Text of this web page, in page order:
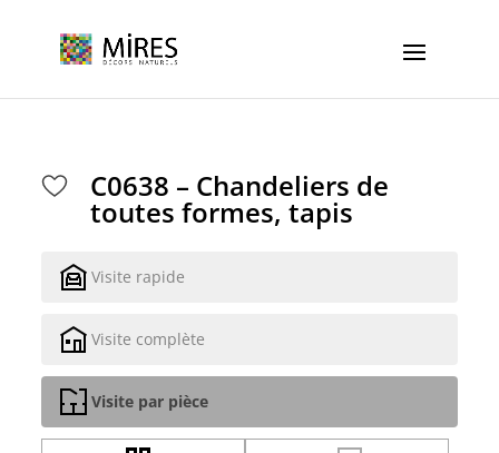
C0638 – Chandeliers de
toutes formes, tapis
Visite rapide
Visite complète
Visite par pièce